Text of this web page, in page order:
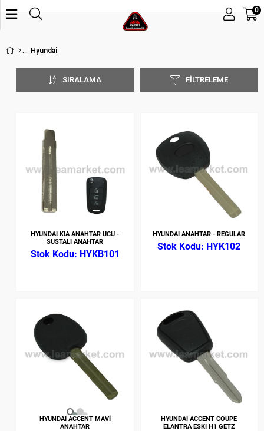
0
Hyundai
FILTRELEME
SIRALAMA
HYUNDAI KIA ANAHTAR UCU -
SUSTALI ANAHTAR
HYKB101
HYUNDAI ANAHTAR - REGULAR
HYK102
HYUNDAI ACCENT MAVİ
ANAHTAR
HYUNDAI ACCENT COUPE
ELANTRA ESKİ H1 GETZ